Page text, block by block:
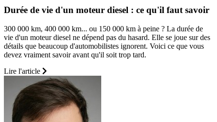
Durée de vie d'un moteur diesel : ce qu'il faut savoir
300 000 km, 400 000 km... ou 150 000 km à peine ? La durée de
vie d'un moteur diesel ne dépend pas du hasard. Elle se joue sur des
détails que beaucoup d'automobilistes ignorent. Voici ce que vous
devez vraiment savoir avant qu'il soit trop tard.
Lire l'article